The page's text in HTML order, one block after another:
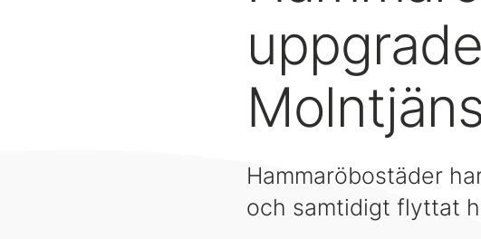
Hammaröbostäder
och samtidigt flyttat